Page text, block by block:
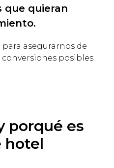
que quieran
para asegurarnos de
posibles.
porqué es
hotel